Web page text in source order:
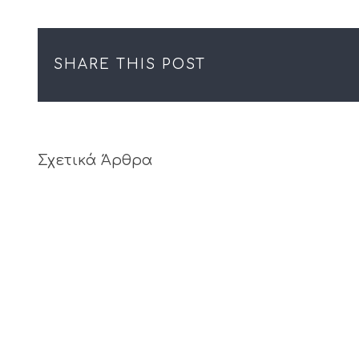
SHARE THIS POST
Σχετικά Άρθρα